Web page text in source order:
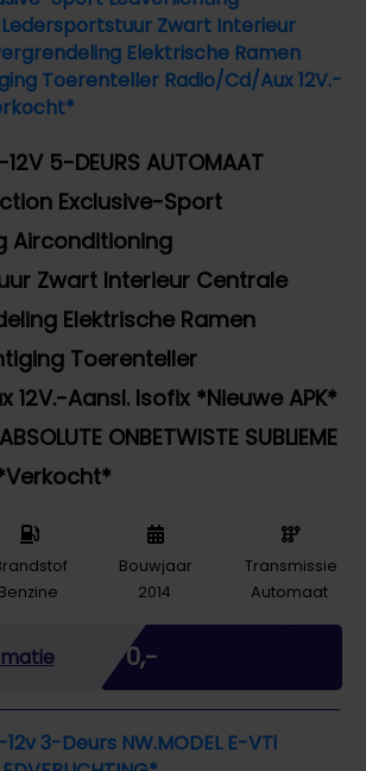
5-DEURS AUTOMAAT
Exclusive-Sport
Airconditioning
Zwart Interieur Centrale
Elektrische Ramen
Toerenteller
12V.-Aansl. Isofix *Nieuwe APK*
ONBETWISTE SUBLIEME
Benzine
Bouwjaar
2014
Transmissie
Automaat
€ 0,-